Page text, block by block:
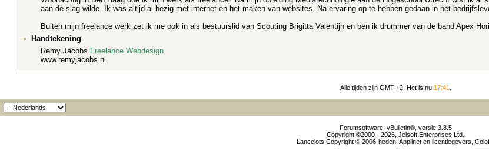
aan de slag wilde. Ik was altijd al bezig met internet en het maken van websites. Na ervaring op te hebben gedaan in het
Buiten mijn freelance werk zet ik me ook in als bestuurslid van Scouting Brigitta Valentijn en ben ik drummer van de band Apex
Handtekening
Remy Jacobs Freelance Webdesign
www.remyjacobs.nl
Alle tijden zijn GMT +2. Het is nu 17:41
Forumsoftware: vBulletin®, versie 3.8.5
Copyright ©2000 - 2026, Jelsoft Enterprises Ltd.
Lancelots Copyright © 2006-heden, Applinet en licentiegevers,